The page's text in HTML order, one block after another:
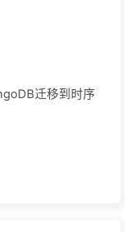
迁移到时序